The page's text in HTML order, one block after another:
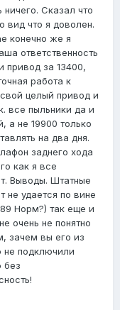
ничего. Сказал что
вид что я доволен.
конечно же я
ответственность
привод за 13400,
работа к
целый привод и
все пыльники да и
а не 19900 только
на два дня.
заднего хода
как я все
Выводы. Штатные
не удается по вине
Норм?) так еще и
очень не понятно
зачем вы его из
не подключили
без